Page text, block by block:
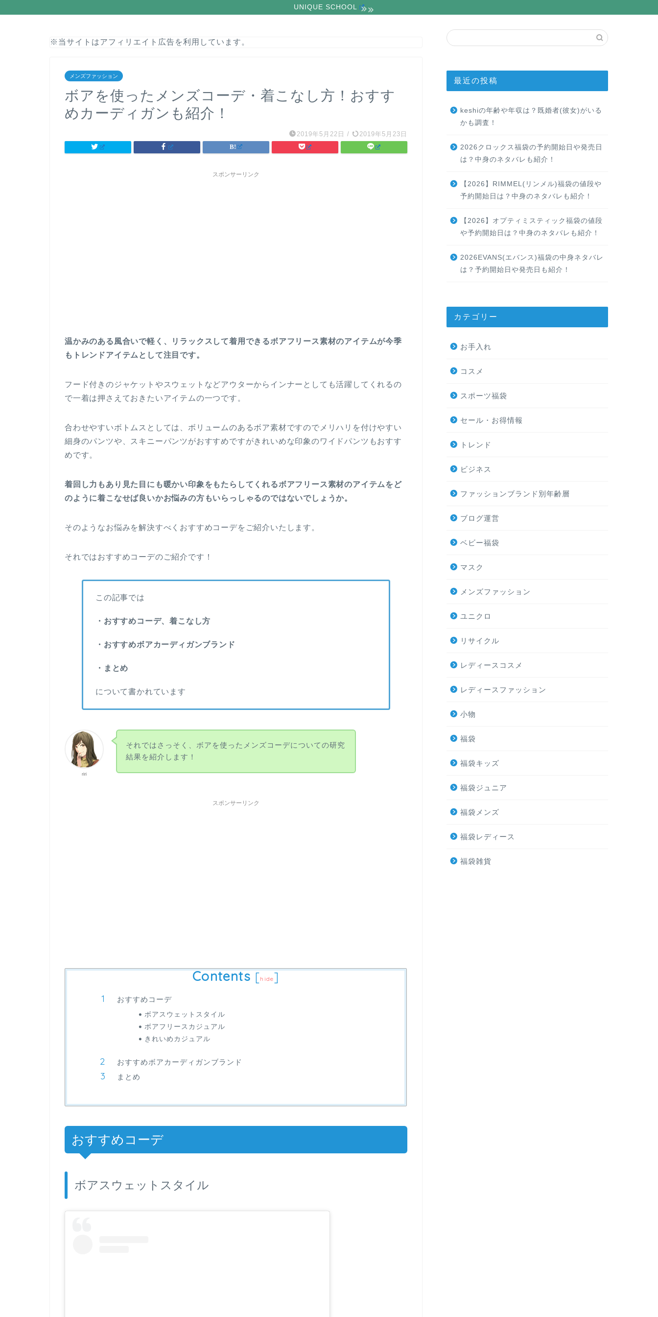
UNIQUE SCHOOL
※当サイトはアフィリエイト広告を利用しています。
メンズファッション
ボアを使ったメンズコーデ・着こなし方！おすす
めカーディガンも紹介！
2019年5月22日 / 2019年5月23日
スポンサーリンク
温かみのある風合いで軽く、リラックスして着用できるボアフリース素材のアイテムが今季
もトレンドアイテムとして注目です。
フード付きのジャケットやスウェットなどアウターからインナーとしても活躍してくれるの
で一着は押さえておきたいアイテムの一つです。
合わせやすいボトムスとしては、ボリュームのあるボア素材ですのでメリハリを付けやすい
細身のパンツや、スキニーパンツがおすすめですがきれいめな印象のワイドパンツもおすす
めです。
着回し力もあり見た目にも暖かい印象をもたらしてくれるボアフリース素材のアイテムをど
のように着こなせば良いかお悩みの方もいらっしゃるのではないでしょうか。
そのようなお悩みを解決すべくおすすめコーデをご紹介いたします。
それではおすすめコーデのご紹介です！
この記事では
・おすすめコーデ、着こなし方
・おすすめボアカーディガンブランド
・まとめ
について書かれています
riri
それではさっそく、ボアを使ったメンズコーデについての研究
結果を紹介します！
スポンサーリンク
Contents [hide]
おすすめコーデ
ボアスウェットスタイル
ボアフリースカジュアル
きれいめカジュアル
おすすめボアカーディガンブランド
まとめ
おすすめコーデ
ボアスウェットスタイル
最近の投稿
keshiの年齢や年収は？既婚者(彼女)がいる
かも調査！
2026クロックス福袋の予約開始日や発売日
は？中身のネタバレも紹介！
【2026】RIMMEL(リンメル)福袋の値段や
予約開始日は？中身のネタバレも紹介！
【2026】オプティミスティック福袋の値段
や予約開始日は？中身のネタバレも紹介！
2026EVANS(エバンス)福袋の中身ネタバレ
は？予約開始日や発売日も紹介！
カテゴリー
お手入れ
コスメ
スポーツ福袋
セール・お得情報
トレンド
ビジネス
ファッションブランド別年齢層
ブログ運営
ベビー福袋
マスク
メンズファッション
ユニクロ
リサイクル
レディースコスメ
レディースファッション
小物
福袋
福袋キッズ
福袋ジュニア
福袋メンズ
福袋レディース
福袋雑貨